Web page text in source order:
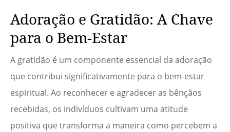
Adoração e Gratidão: A Chave
para o Bem-Estar
A gratidão é um componente essencial da adoração
que contribui significativamente para o bem-estar
espiritual. Ao reconhecer e agradecer as bênçãos
recebidas, os indivíduos cultivam uma atitude
positiva que transforma a maneira como percebem a